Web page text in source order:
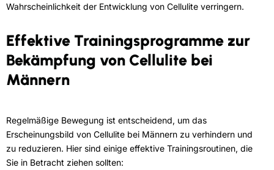
Wahrscheinlichkeit der Entwicklung von Cellulite verringern.
Effektive Trainingsprogramme zur
Bekämpfung von Cellulite bei
Männern
Regelmäßige Bewegung ist entscheidend, um das
Erscheinungsbild von Cellulite bei Männern zu verhindern und
zu reduzieren. Hier sind einige effektive Trainingsroutinen, die
Sie in Betracht ziehen sollten: